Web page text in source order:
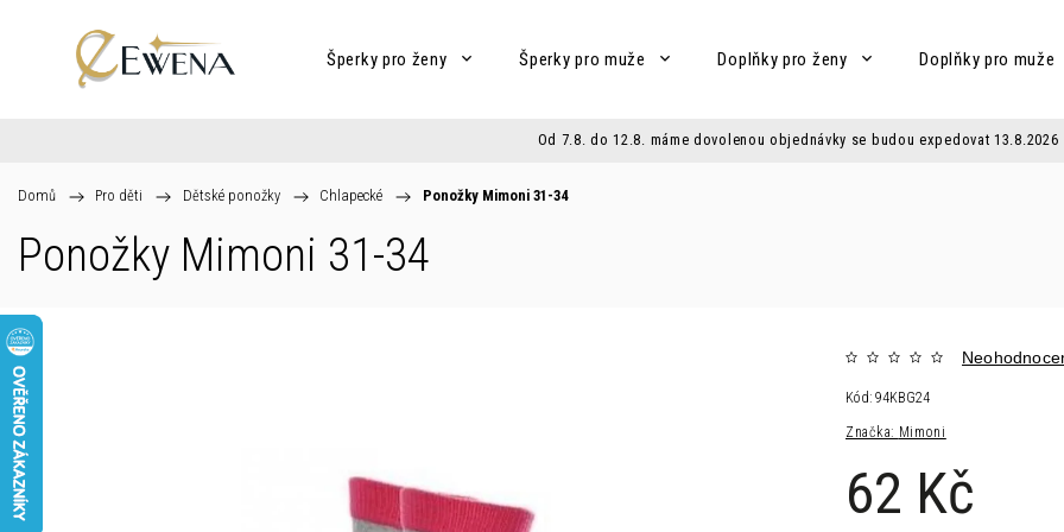
Šperky pro ženy Šperky pro muže Doplňky pro ženy Doplňky pro muže
Od 7.8. do 12.8. máme dovolenou objednávky se budou expedovat 13.8.2026
Domů / Pro děti / Dětské ponožky / Chlapecké / Ponožky Mimoni 31-34
Ponožky Mimoni 31-34
Značka: Mimoni
62 Kč
Kód: 94KBG24